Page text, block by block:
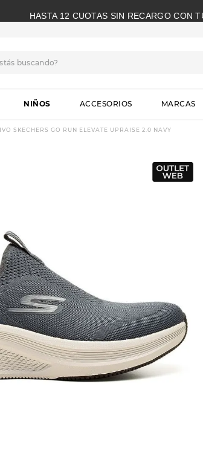
HASTA 12 CUOTAS SIN RECARGO CON
NIÑOS ACCESORIOS MARCAS
SKECHERS GO RUN ELEVATE UPRAISE 2.0 NAVY